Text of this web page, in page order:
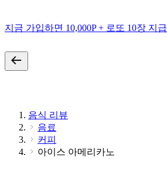
지금 가입하면 10,000P + 로또 10장 지급
음식 리뷰
음료
커피
아이스 아메리카노